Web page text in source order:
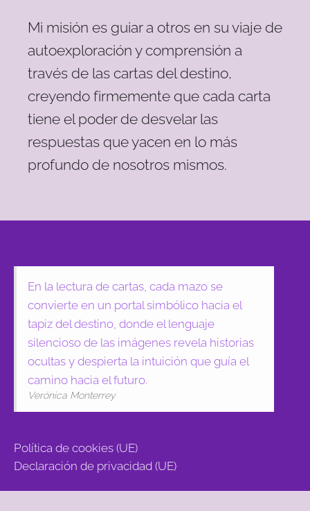
Mi misión es guiar a otros en su viaje de
autoexploración y comprensión a
través de las cartas del destino,
creyendo firmemente que cada carta
tiene el poder de desvelar las
respuestas que yacen en lo más
profundo de nosotros mismos.
En la lectura de cartas, cada mazo se
convierte en un portal simbólico hacia el
tapiz del destino, donde el lenguaje
silencioso de las imágenes revela historias
ocultas y despierta la intuición que guía el
camino hacia el futuro.
Verónica Monterrey
Política de cookies (UE)
Declaración de privacidad (UE)